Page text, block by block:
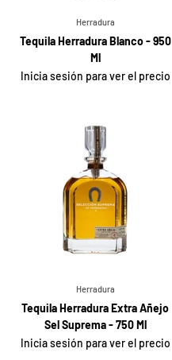
Herradura
Tequila Herradura Blanco - 950
Ml
Inicia sesión para ver el precio
Herradura
Tequila Herradura Extra Añejo
Sel Suprema - 750 Ml
Inicia sesión para ver el precio